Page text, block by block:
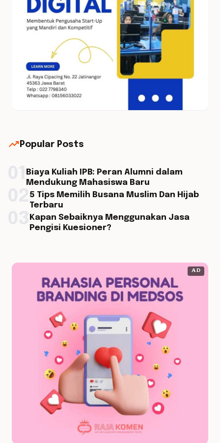
trending_up Popular Posts
Biaya Kuliah IPB: Peran Alumni dalam
Mendukung Mahasiswa Baru
5 Tips Memilih Busana Muslim Dan Hijab
Terbaru
Kapan Sebaiknya Menggunakan Jasa
Pengisi Kuesioner?
AD